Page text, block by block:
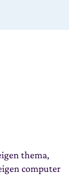
thema,
computer